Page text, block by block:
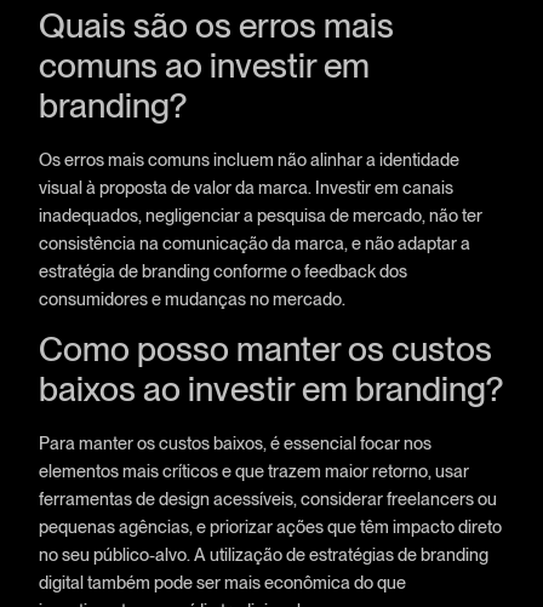
Quais são os erros mais
comuns ao investir em
branding?
Os erros mais comuns incluem não alinhar a identidade
visual à proposta de valor da marca. Investir em canais
inadequados, negligenciar a pesquisa de mercado, não ter
consistência na comunicação da marca, e não adaptar a
estratégia de branding conforme o feedback dos
consumidores e mudanças no mercado.
Como posso manter os custos
baixos ao investir em branding?
Para manter os custos baixos, é essencial focar nos
elementos mais críticos e que trazem maior retorno, usar
ferramentas de design acessíveis, considerar freelancers ou
pequenas agências, e priorizar ações que têm impacto direto
no seu público-alvo. A utilização de estratégias de branding
digital também pode ser mais econômica do que